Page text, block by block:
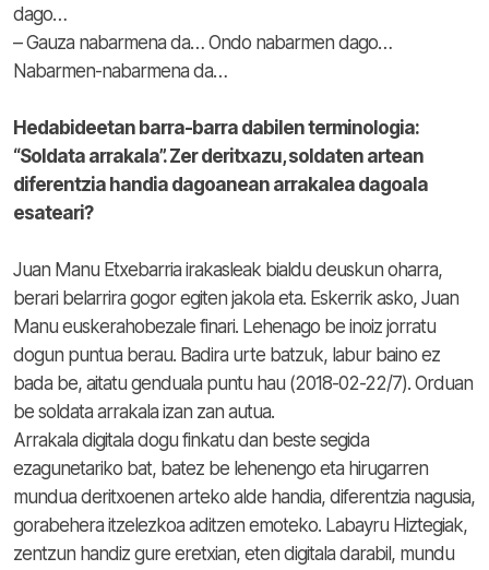
dago…
– Gauza nabarmena da… Ondo nabarmen dago…
Nabarmen-nabarmena da…
Hedabideetan barra-barra dabilen terminologia:
“Soldata arrakala”. Zer deritxazu, soldaten artean
diferentzia handia dagoanean arrakalea dagoala
esateari?
Juan Manu Etxebarria irakasleak bialdu deuskun oharra,
berari belarrira gogor egiten jakola eta. Eskerrik asko, Juan
Manu euskerahobezale finari. Lehenago be inoiz jorratu
dogun puntua berau. Badira urte batzuk, labur baino ez
bada be, aitatu genduala puntu hau (2018-02-22/7). Orduan
be soldata arrakala izan zan autua.
Arrakala digitala dogu finkatu dan beste segida
ezagunetariko bat, batez be lehenengo eta hirugarren
mundua deritxoenen arteko alde handia, diferentzia nagusia,
gorabehera itzelezkoa aditzen emoteko. Labayru Hiztegiak,
zentzun handiz gure eretxian, eten digitala darabil, mundu